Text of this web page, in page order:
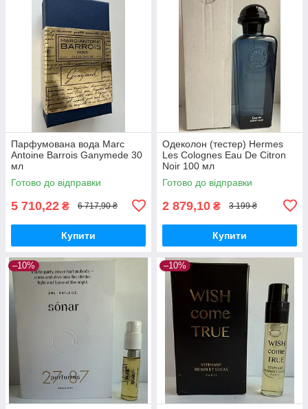
Парфумована вода Marc
Antoine Barrois Ganymede 30
мл
Готово до відправки
5 710,22 ₴ 6 717,90 ₴
Купити
Одеколон (тестер) Hermes
Les Colognes Eau De Citron
Noir 100 мл
Готово до відправки
2 879,10 ₴ 3 199 ₴
Купити
–10% –10%